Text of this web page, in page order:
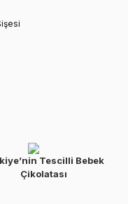
Tescilli Bebek
Çikolatası